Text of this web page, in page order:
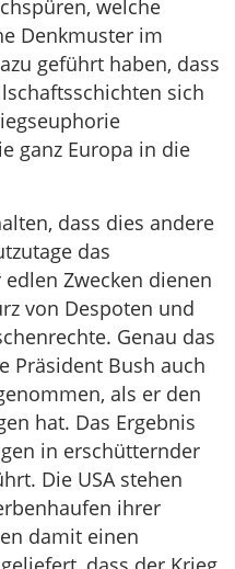
welche
Denkmuster im
geführt haben, dass
sich
ganz Europa in die
dass dies andere
das
Zwecken dienen
von Despoten und
Genau das
Präsident Bush auch
als er den
hat. Das Ergebnis
in erschütternder
Die USA stehen
ihrer
damit einen